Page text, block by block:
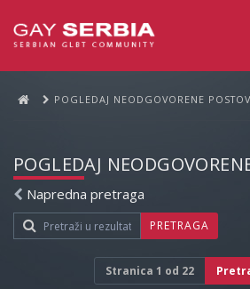
POGLEDAJ NEODGOVORENE
POGLEDAJ
Napredna pretraga
PRETRAGA
Stranica 1 od 22